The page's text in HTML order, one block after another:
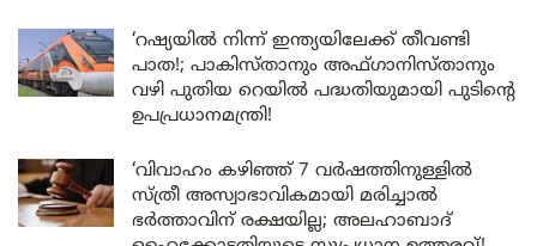
‘റഷ്യയിൽ നിന്ന് ഇന്ത്യയിലേക്ക് തീവണ്ടി
പാത!; പാകിസ്താനും അഫ്ഗാനിസ്താനും
വഴി പുതിയ റെയിൽ പദ്ധതിയുമായി പുടിന്റെ
ഉപപ്രധാനമന്ത്രി!
‘വിവാഹം കഴിഞ്ഞ് 7 വർഷത്തിനുള്ളിൽ
സ്ത്രീ അസ്വാഭാവികമായി മരിച്ചാൽ
ഭർത്താവിന് രക്ഷയില്ല; അലഹാബാദ്